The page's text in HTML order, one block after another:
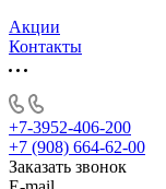
Акции
Контакты
+7-3952-406-200
+7 (908) 664-62-00
Заказать звонок